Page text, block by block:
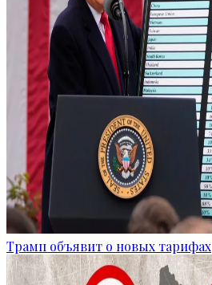
Трамп объявит о новых тарифах